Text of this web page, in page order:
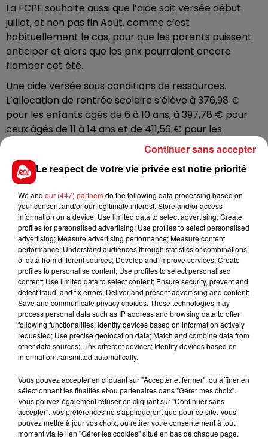
La FCPE souhaite aussi que l’aide soit versée début
juillet, et non pas fin Août, comme c’est
habituellement le cas, pour que les parents puissent
anticiper et alors que les prix pourraient encore
flamber cet été.
Une aide versée sous conditions de ressources.
L’allocation de rentrée scolaire s’élève à 376,98 €
pour les enfants âgés de 6 à 10 ans, à 397,78 € pour
ceux âgés de 11 à 14 ans et de 411,56 € pour les
adolescents âgés de 15 à 18 ans. L'ARS est destinée à
atténuer le coût de la rentrée scolaire pour les
familles.
La FCPE incite aussi les parents à ne pas attendre la
fin de l’été pour remplir les cartables de leurs enfants,
et aller faire leurs achets de fournitures, car les prix
pourraient augmenter encore de 30% au cours de
l’été.
Dans le nord et le pas de calais, environ 215 000
familles, pour 355 000 enfants ont bénéficié de
l'allocation de rentrée scolaire l’an dernier.
FIL D'ACTUS
Le respect de votre vie privée est notre priorité
We and our (447) partnersdo the following data processing based on
your consent and/or our legitimate interest: Store and/or access
information on a device; Use limited data to select advertising; Create
profiles for personalised advertising; Use profiles to select personalised
advertising; Measure advertising performance; Measure content
performance; Understand audiences through statistics or combinations
of data from different sources; Develop and improve services; Create
profiles to personalise content; Use profiles to select personalised
content; Use limited data to select content; Ensure security, prevent and
detect fraud, and fix errors; Deliver and present advertising and content;
Save and communicate privacy choices. These technologies may
process personal data such as IP address and browsing data to offer
following functionalities: Identify devices based on information actively
requested; Use precise geolocation data; Match and combine data from
other data sources; Link different devices; Identify devices based on
information transmitted automatically.
Vous pouvez accepter en cliquant sur "Accepter et fermer", ou affiner en
sélectionnant les finalités et/ou partenaires dans "Gérer mes choix".
Vous pouvez également refuser en cliquant sur "Continuer sans
accepter". Vos préférences ne s'appliqueront que pour ce site. Vous
pouvez mettre à jour vos choix, ou retirer votre consentement à tout
moment via le lien "Gérer les cookies" situé en bas de chaque page.
Continuer sans accepter